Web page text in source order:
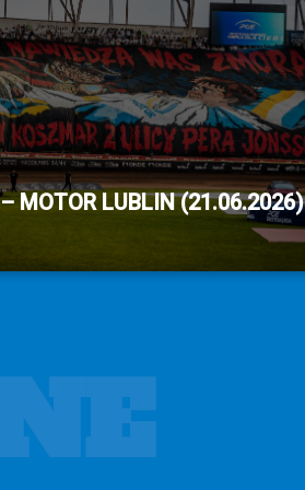
MOTOR LUBLIN (21.06.2026)